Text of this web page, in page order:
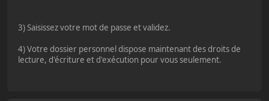
3) Saisissez votre mot de passe et validez.
4) Votre dossier personnel dispose maintenant des droits de
lecture, d'écriture et d'exécution pour vous seulement.